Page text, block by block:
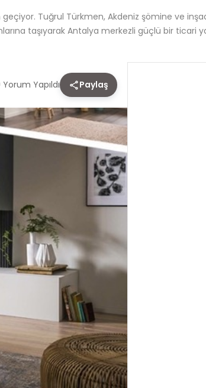
geçiyor. Tuğrul Türkmen, Akdeniz şömine ve
taşıyarak Antalya merkezli güçlü bir ticari
Yorum Yapıldı Paylaş